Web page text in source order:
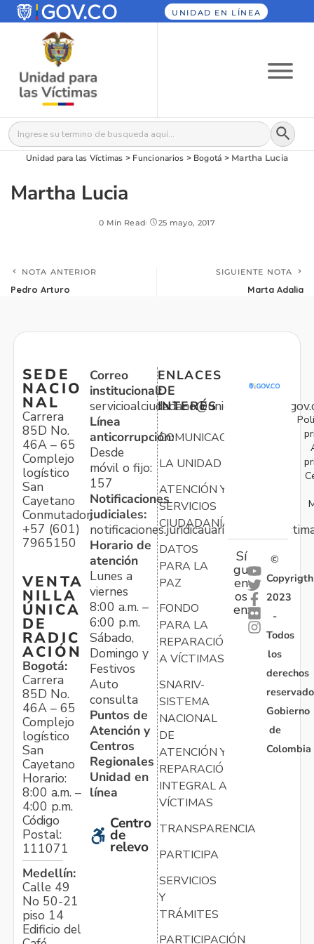
UNIDAD EN LÍNEA
Buscar: Botón
Unidad para las Víctimas > Funcionarios > Bogotá > Martha Lucia
Martha Lucia
0 Min Read 25 mayo, 2017
NOTA ANTERIOR
Pedro Arturo
SIGUIENTE NOTA
Marta Adalia
SEDE
NACIO
NAL
Carrera
85D No.
46A – 65
Complejo
logístico
San
Cayetano
Conmutador:
+57 (601)
7965150
VENTA
NILLA
ÚNICA
DE
RADIC
ACIÓN
Bogotá:
Carrera
85D No.
46A – 65
Complejo
logístico
San
Cayetano
Horario:
8:00 a.m. –
4:00 p.m.
Código
Postal:
111071
Medellín:
Calle 49
No 50-21
piso 14
Edificio del
Correo
institucional:
Línea
anticorrupción:
Desde
móvil o fijo:
157
Notificaciones
judiciales:
Horario de
atención
Lunes a
viernes
8:00 a.m. –
6:00 p.m.
Sábado,
Domingo y
Festivos
Auto
consulta
Puntos de
Atención y
Centros
Regionales
Unidad en
línea
Centro
de
relevo
ENLACES
DE
INTERÉS
COMUNICACIONES
LA UNIDAD
ATENCIÓN Y
SERVICIOS
CIUDADANÍA
DATOS
PARA LA
PAZ
FONDO
PARA LA
REPARACIÓN
A VÍCTIMAS
SNARIV-
SISTEMA
NACIONAL
DE
ATENCIÓN Y
REPARACIÓN
INTEGRAL A
VÍCTIMAS
TRANSPARENCIA
PARTICIPA
SERVICIOS
Y
TRÁMITES
PARTICIPACIÓN
Sí
gu
en
os
en:
©
Copyrigth
2023
-
Todos
los
derechos
Gobierno
de
Colombia